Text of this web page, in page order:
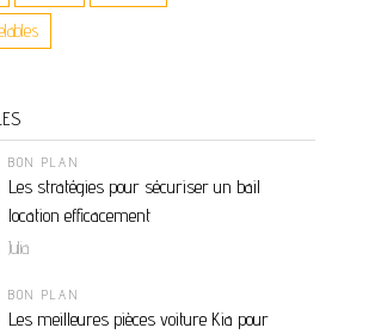
BON PLAN
Les stratégies pour sécuriser un bail
location efficacement
Julia
BON PLAN
Les meilleures pièces voiture Kia pour